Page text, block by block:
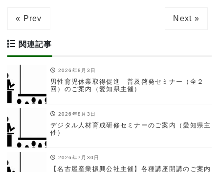
« Prev Next »
関連記事
2026年8月3日
男性育児休業取得促進 普及啓発セミナー（全２
回）のご案内（愛知県主催）
2026年8月3日
デジタル人材育成研修セミナーのご案内（愛知県主
催）
2026年7月30日
【名古屋産業振興公社主催】各種講座開講のご案内